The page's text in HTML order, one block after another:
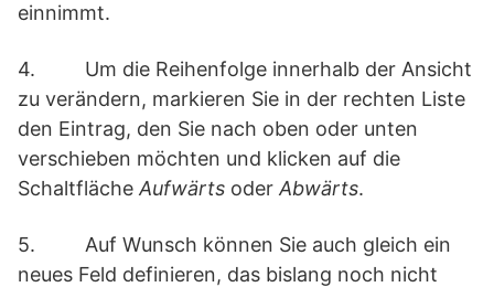
einnimmt.
4. Um die Reihenfolge innerhalb der Ansicht
zu verändern, markieren Sie in der rechten Liste
den Eintrag, den Sie nach oben oder unten
verschieben möchten und klicken auf die
Schaltfläche Aufwärts oder Abwärts.
5. Auf Wunsch können Sie auch gleich ein
neues Feld definieren, das bislang noch nicht